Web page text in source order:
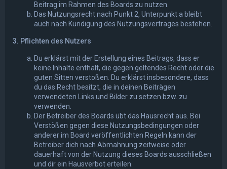
Beitrag im Rahmen des Boards zu nutzen.
Das Nutzungsrecht nach Punkt 2, Unterpunkt a bleibt
auch nach Kündigung des Nutzungsvertrages bestehen.
3. Pflichten des Nutzers
Du erklärst mit der Erstellung eines Beitrags, dass er
keine Inhalte enthält, die gegen geltendes Recht oder die
guten Sitten verstoßen. Du erklärst insbesondere, dass
du das Recht besitzt, die in deinen Beiträgen
verwendeten Links und Bilder zu setzen bzw. zu
verwenden.
Der Betreiber des Boards übt das Hausrecht aus. Bei
Verstößen gegen diese Nutzungsbedingungen oder
anderer im Board veröffentlichten Regeln kann der
Betreiber dich nach Abmahnung zeitweise oder
dauerhaft von der Nutzung dieses Boards ausschließen
und dir ein Hausverbot erteilen.